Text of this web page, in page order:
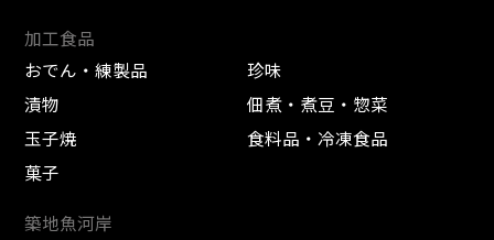
加工食品
おでん・練製品
珍味
漬物
佃煮・煮豆・惣菜
玉子焼
食料品・冷凍食品
菓子
築地魚河岸